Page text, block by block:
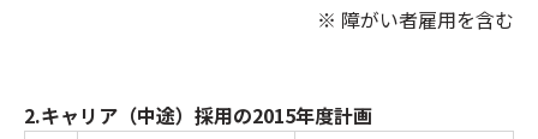
※ 障がい者雇用を含む
2.キャリア（中途）採用の2015年度計画